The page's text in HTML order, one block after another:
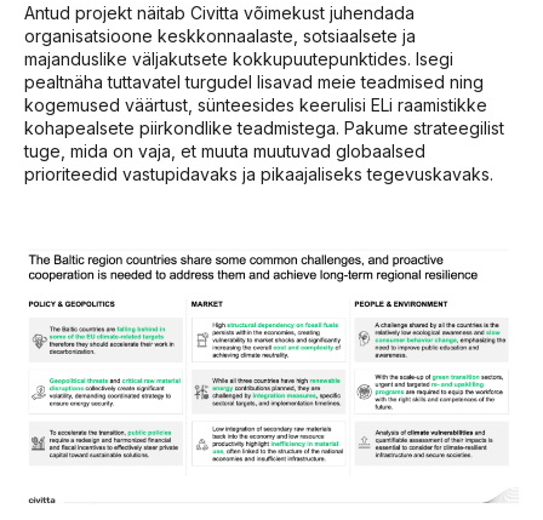
Antud projekt näitab Civitta võimekust juhendada
organisatsioone keskkonnaalaste, sotsiaalsete ja
majanduslike väljakutsete kokkupuutepunktides. Isegi
pealtnäha tuttavatel turgudel lisavad meie teadmised ning
kogemused väärtust, sünteesides keerulisi ELi raamistikke
kohapealsete piirkondlike teadmistega. Pakume strateegilist
tuge, mida on vaja, et muuta muutuvad globaalsed
prioriteedid vastupidavaks ja pikaajaliseks tegevuskavaks.